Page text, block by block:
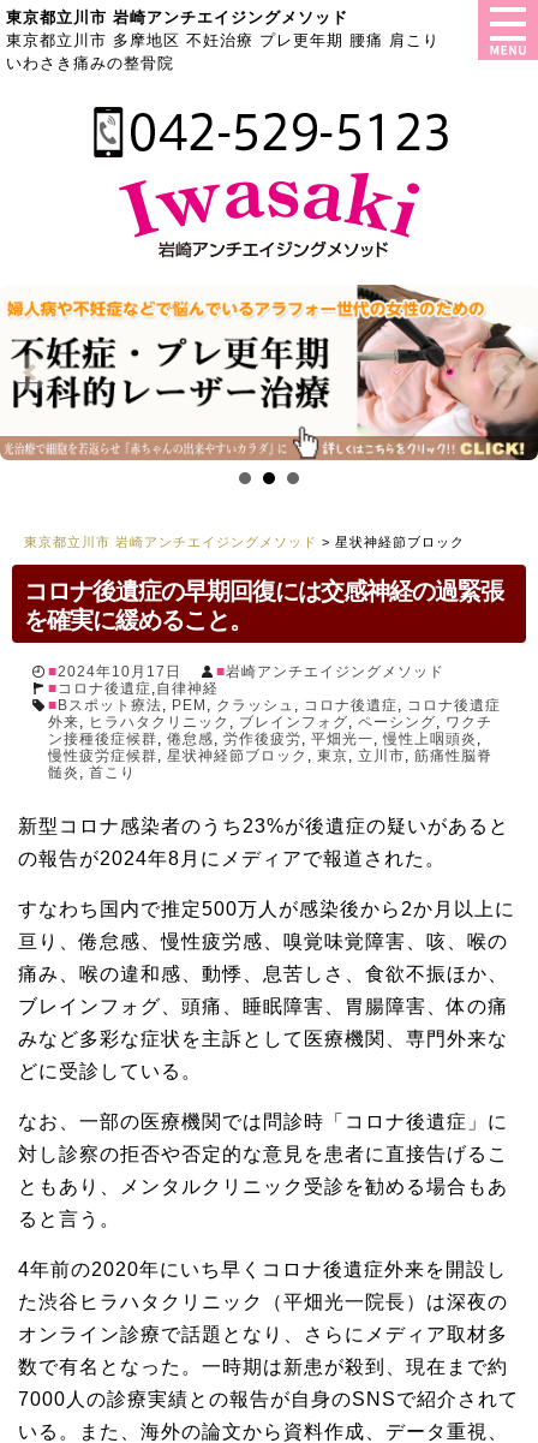
東京都立川市 岩崎アンチエイジングメソッド
東京都立川市 多摩地区 不妊治療 プレ更年期 腰痛 肩こり
いわさき痛みの整骨院
東京都立川市 岩崎アンチエイジングメソッド > 星状神経節ブロック
コロナ後遺症の早期回復には交感神経の過緊張
を確実に緩めること。
2024年10月17日
岩崎アンチエイジングメソッド
コロナ後遺症,自律神経
Bスポット療法, PEM , クラッシュ , コロナ後遺症, コロナ後遺症
外来, ヒラハタクリニック , ブレインフォグ, ペーシング, ワクチ
ン接種後症候群, 倦怠感, 労作後疲労, 平畑光一,慢性上咽頭炎 ,
慢性疲労症候群, 星状神経節ブロック , 東京, 立川市, 筋痛性脳脊
髄炎 , 首こり
新型コロナ感染者のうち23%が後遺症の疑いがあると
の報告が2024年8月にメディアで報道された。
すなわち国内で推定500万人が感染後から2か月以上に
亘り、倦怠感、慢性疲労感、嗅覚味覚障害、咳、喉の
痛み、喉の違和感、動悸、息苦しさ、食欲不振ほか、
ブレインフォグ、頭痛、睡眠障害、胃腸障害、体の痛
みなど多彩な症状を主訴として医療機関、専門外来な
どに受診している。
なお、一部の医療機関では問診時「コロナ後遺症」に
対し診察の拒否や否定的な意見を患者に直接告げるこ
ともあり、メンタルクリニック受診を勧める場合もあ
ると言う。
4年前の2020年にいち早くコロナ後遺症外来を開設し
た渋谷ヒラハタクリニック（平畑光一院長）は深夜の
オンライン診療で話題となり、さらにメディア取材多
数で有名となった。一時期は新患が殺到、現在まで約
7000人の診療実績との報告が自身のSNSで紹介されて
いる。また、海外の論文から資料作成、データ重視、